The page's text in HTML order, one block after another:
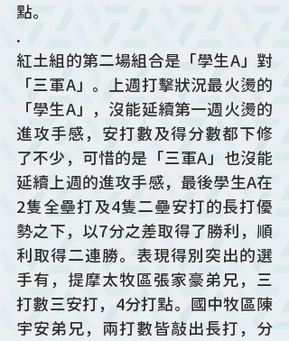
點。
.
紅土組的第二場組合是「學生A」對
「三軍A」。上週打擊狀況最火燙的
「學生A」，沒能延續第一週火燙的
進攻手感，安打數及得分數都下修
了不少，可惜的是「三軍A」也沒能
延續上週的進攻手感，最後學生A在
2隻全壘打及4隻二壘安打的長打優
勢之下，以7分之差取得了勝利，順
利取得二連勝。表現得別突出的選
手有，提摩太牧區張家豪弟兄，三
打數三安打，4分打點。國中牧區陳
宇安弟兄，兩打數皆敲出長打，分